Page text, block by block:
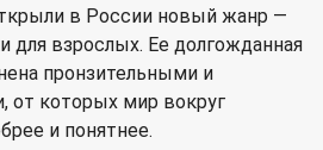
в России новый жанр —
для взрослых. Ее долгожданная
пронзительными и
которых мир вокруг
и понятнее.